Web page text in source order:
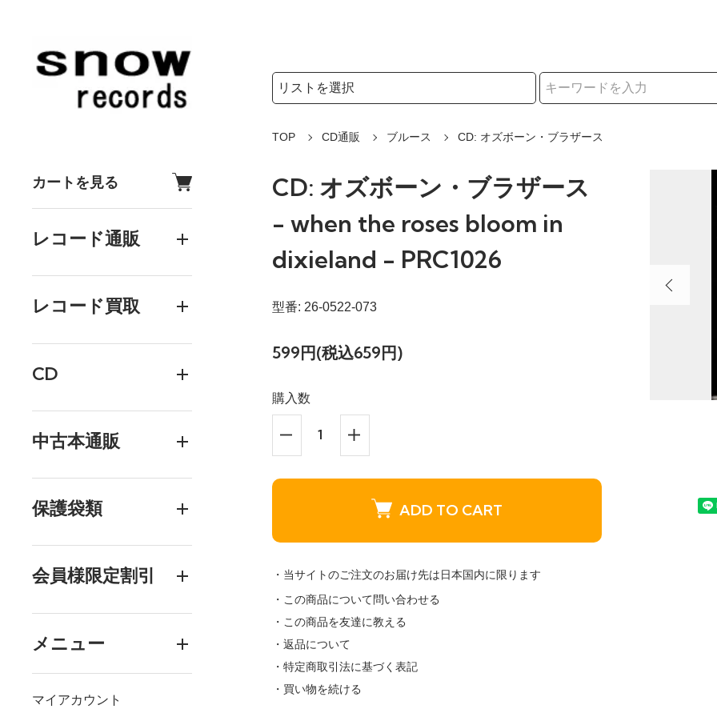
カートを見る
レコード通販
レコード買取
CD
中古本通販
保護袋類
会員様限定割引
メニュー
マイアカウント
検索リストの選択
TOP CD通販 ブルース CD: オズボーン・ブラザース
CD: オズボーン・ブラザース
- when the roses bloom in
dixieland - PRC1026
型番: 26-0522-073
599円(税込659円)
購入数
ADD TO CART
・当サイトのご注文のお届け先は日本国内に限ります
・この商品について問い合わせる
・この商品を友達に教える
・返品について
・特定商取引法に基づく表記
・買い物を続ける